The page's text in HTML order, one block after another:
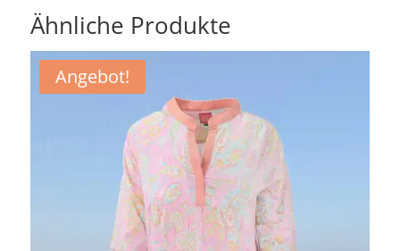
Ähnliche Produkte
Angebot!